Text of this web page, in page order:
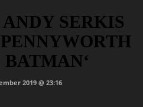
SERKIS
BATMAN‘
2019 @ 23:16